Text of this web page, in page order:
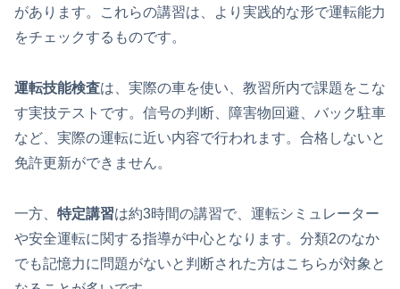
があります。これらの講習は、より実践的な形で運転能力
をチェックするものです。
運転技能検査は、実際の車を使い、教習所内で課題をこな
す実技テストです。信号の判断、障害物回避、バック駐車
など、実際の運転に近い内容で行われます。合格しないと
免許更新ができません。
一方、 特定講習は約3時間の講習で、運転シミュレーター
や安全運転に関する指導が中心となります。分類2のなか
でも記憶力に問題がないと判断された方はこちらが対象と